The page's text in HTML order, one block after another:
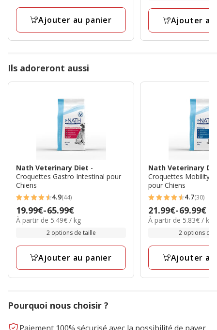
avis
48.99€
Ajouter au panier
avis
à
55.99€Ajouter
Ils adoreront aussi
Nath Veterinary Diet -
Croquettes Gastro Intestinal pour
Chiens
4.9
étoiles
avec
avis
4.9(44)
Prix
de
à
65.99€
19.99€-65.99€
5.49€
À partir de 5.49€ / kg
2 options de taille
Ajouter au panier
Nath Veterinary
Croquettes Mobility
pour Chiens
4.7
étoiles
avec
avis
4.7(30)
Prix
de
à
69.99€
21.99€-69.99€
5.83€
À partir de 5.83€ / kg
2 options de
Ajouter
Pourquoi nous choisir ?